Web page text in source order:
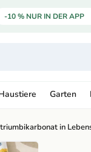
-10 % NUR IN DER APP
Garten
in